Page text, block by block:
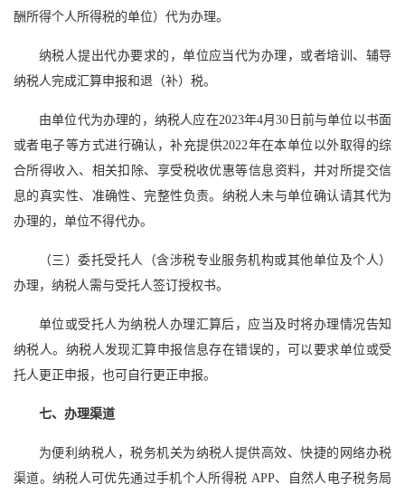
酬所得个人所得税的单位）代为办理。
纳税人提出代办要求的，单位应当代为办理，或者培训、辅导
纳税人完成汇算申报和退（补）税。
由单位代为办理的，纳税人应在2023年4月30日前与单位以书面
或者电子等方式进行确认，补充提供2022年在本单位以外取得的综
合所得收入、相关扣除、享受税收优惠等信息资料，并对所提交信
息的真实性、准确性、完整性负责。纳税人未与单位确认请其代为
办理的，单位不得代办。
（三）委托受托人（含涉税专业服务机构或其他单位及个人）
办理，纳税人需与受托人签订授权书。
单位或受托人为纳税人办理汇算后，应当及时将办理情况告知
纳税人。纳税人发现汇算申报信息存在错误的，可以要求单位或受
托人更正申报，也可自行更正申报。
七、办理渠道
为便利纳税人，税务机关为纳税人提供高效、快捷的网络办税
渠道。纳税人可优先通过手机个人所得税 APP、自然人电子税务局